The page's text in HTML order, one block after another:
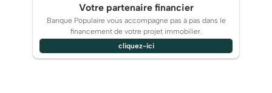
Votre partenaire financier
Banque Populaire vous accompagne pas à pas dans le
financement de votre projet immobilier.
cliquez-ici